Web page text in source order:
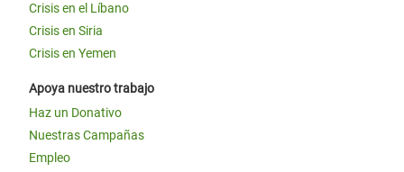
Crisis en el Líbano
Crisis en Siria
Crisis en Yemen
Apoya nuestro trabajo
Haz un Donativo
Nuestras Campañas
Empleo